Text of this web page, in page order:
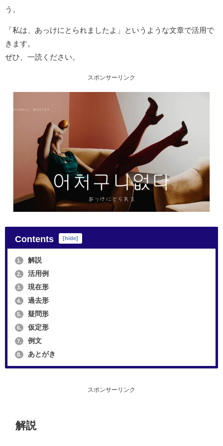
う。
「私は、あっけにとられましたよ」というような文章で活用で
きます。
ぜひ、一読ください。
スポンサーリンク
Contents [hide]
1. 解説
2. 活用例
3. 現在形
4. 過去形
5. 疑問形
6. 仮定形
7. 例文
8. あとがき
スポンサーリンク
解説